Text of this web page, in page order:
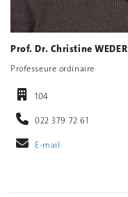
Prof. Dr. Christine WEDER
Professeure ordinaire
104
022 379 72 61
E-mail